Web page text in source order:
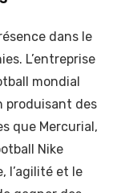
dans le
L’entreprise
mondial
produisant des
que Mercurial,
Nike
l’agilité et le